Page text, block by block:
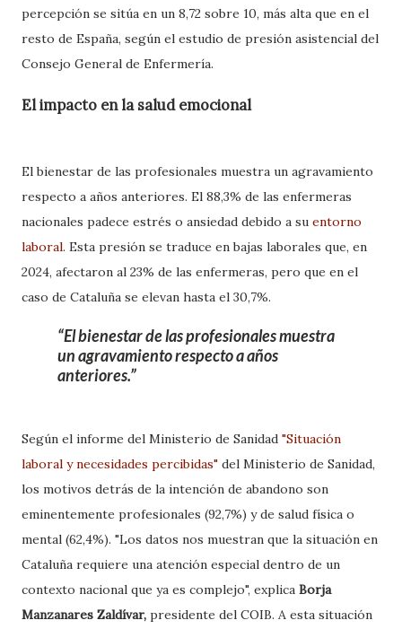
percepción se sitúa en un 8,72 sobre 10, más alta que en el
resto de España, según el estudio de presión asistencial del
Consejo General de Enfermería.
El impacto en la salud emocional
El bienestar de las profesionales muestra un agravamiento
respecto a años anteriores. El 88,3% de las enfermeras
nacionales padece estrés o ansiedad debido a su entorno
laboral. Esta presión se traduce en bajas laborales que, en
2024, afectaron al 23% de las enfermeras, pero que en el
caso de Cataluña se elevan hasta el 30,7%.
El bienestar de las profesionales muestra
un agravamiento respecto a años
anteriores.
Según el informe del Ministerio de Sanidad "Situación
laboral y necesidades percibidas" del Ministerio de Sanidad,
los motivos detrás de la intención de abandono son
eminentemente profesionales (92,7%) y de salud física o
mental (62,4%). "Los datos nos muestran que la situación en
Cataluña requiere una atención especial dentro de un
contexto nacional que ya es complejo", explica Borja
Manzanares Zaldívar, presidente del COIB. A esta situación